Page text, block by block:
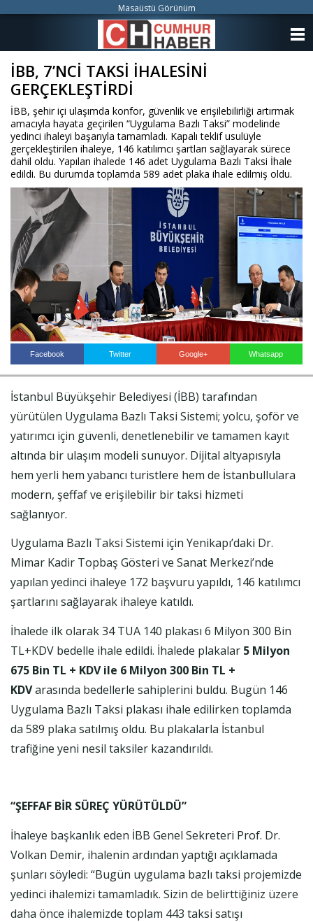
İBB, 7’NCİ TAKSİ İHALESİNİ
GERÇEKLEŞTİRDİ
İBB, şehir içi ulaşımda konfor, güvenlik ve erişilebilirliği artırmak
amacıyla hayata geçirilen “Uygulama Bazlı Taksi” modelinde
yedinci ihaleyi başarıyla tamamladı. Kapalı teklif usulüyle
gerçekleştirilen ihaleye, 146 katılımcı şartları sağlayarak sürece
dahil oldu. Yapılan ihalede 146 adet Uygulama Bazlı Taksi İhale
edildi. Bu durumda toplamda 589 adet plaka ihale edilmiş oldu.
Facebook Twitter Google+ Whatsapp
İstanbul Büyükşehir Belediyesi (İBB) tarafından
yürütülen Uygulama Bazlı Taksi Sistemi; yolcu, şoför ve
yatırımcı için güvenli, denetlenebilir ve tamamen kayıt
altında bir ulaşım modeli sunuyor. Dijital altyapısıyla
hem yerli hem yabancı turistlere hem de İstanbullulara
modern, şeffaf ve erişilebilir bir taksi hizmeti
sağlanıyor.
Uygulama Bazlı Taksi Sistemi için Yenikapı’daki Dr.
Mimar Kadir Topbaş Gösteri ve Sanat Merkezi’nde
yapılan yedinci ihaleye 172 başvuru yapıldı, 146 katılımcı
şartlarını sağlayarak ihaleye katıldı.
İhalede ilk olarak 34 TUA 140 plakası 6 Milyon 300 Bin
TL+KDV bedelle ihale edildi. İhalede plakalar 5 Milyon
675 Bin TL + KDV ile 6 Milyon 300 Bin TL +
KDVarasında bedellerle sahiplerini buldu. Bugün 146
Uygulama Bazlı Taksi plakası ihale edilirken toplamda
da 589 plaka satılmış oldu. Bu plakalarla İstanbul
trafiğine yeni nesil taksiler kazandırıldı.
“ŞEFFAF BİR SÜREÇ YÜRÜTÜLDÜ”
İhaleye başkanlık eden İBB Genel Sekreteri Prof. Dr.
Volkan Demir, ihalenin ardından yaptığı açıklamada
şunları söyledi: “Bugün uygulama bazlı taksi projemizde
yedinci ihalemizi tamamladık. Sizin de belirttiğiniz üzere
daha önce ihalemizde toplam 443 taksi satışı
Masaüstü Görünüm
ANKETLER
FOTO GALERİ
VİDEO GALERİ
KÜNYE
Haberin Doğru Adresi.